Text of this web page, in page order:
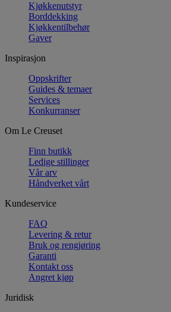
Kjøkkenutstyr
Borddekking
Kjøkkentilbehør
Gaver
Inspirasjon
Oppskrifter
Guides & temaer
Services
Konkurranser
Om Le Creuset
Finn butikk
Ledige stillinger
Vår arv
Håndverket vårt
Kundeservice
FAQ
Levering & retur
Bruk og rengjøring
Garanti
Kontakt oss
Angret kjøp
Juridisk